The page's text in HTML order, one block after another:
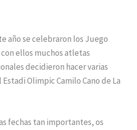
año se celebraron los Juego
ellos muchos atletas
decidieron hacer varias
Olimpic Camilo Cano de La
fechas tan importantes, os